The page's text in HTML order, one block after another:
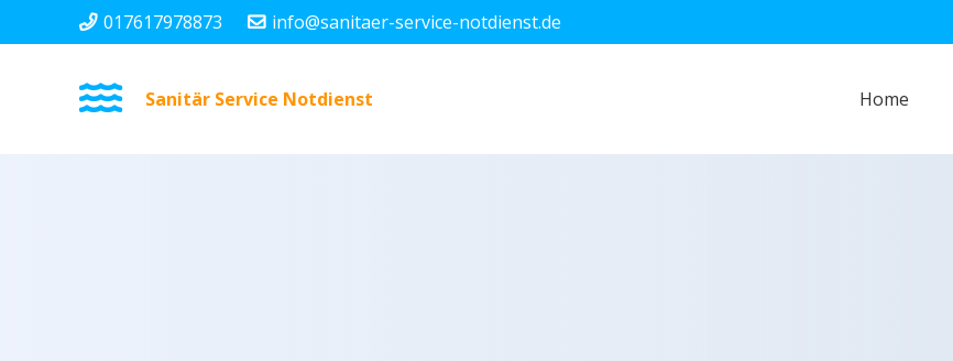
017617978873 info@sanitaer-service-notdienst.de
Sanitär Service Notdienst Home